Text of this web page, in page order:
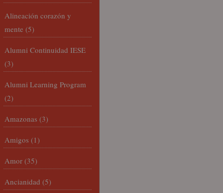
Alineación corazón y
mente (5)
Alumni Continuidad IESE
(3)
Alumni Learning Program
(2)
Amazonas (3)
Amigos (1)
Amor (35)
Ancianidad (5)